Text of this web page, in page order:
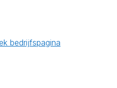
bedrijfspagina